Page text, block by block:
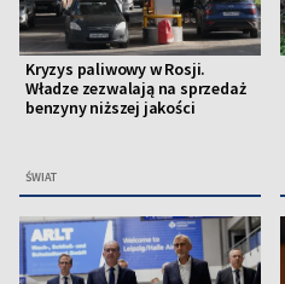
Kryzys paliwowy w Rosji.
Władze zezwalają na sprzedaż
benzyny niższej jakości
ŚWIAT